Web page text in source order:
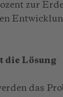
zur
die Lösung
das